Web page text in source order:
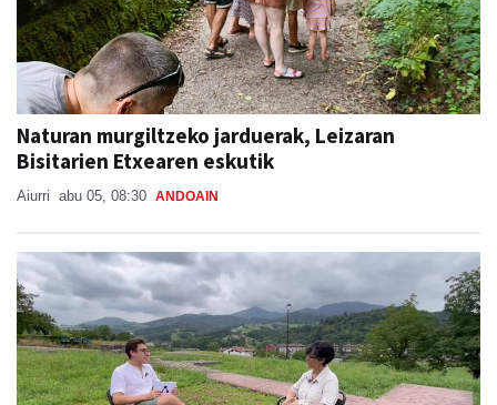
Naturan murgiltzeko jarduerak, Leizaran
Bisitarien Etxearen eskutik
Aiurri abu 05, 08:30 ANDOAIN